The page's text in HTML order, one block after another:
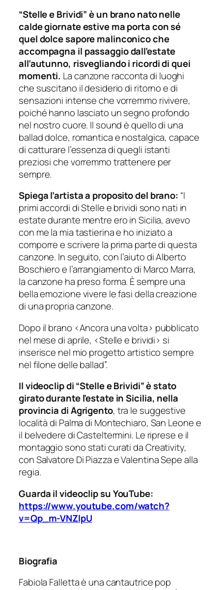
“Stelle e Brividi” è un brano nato nelle
calde giornate estive ma porta con sé
quel dolce sapore malinconico che
accompagna il passaggio dall’estate
all’autunno, risvegliando i ricordi di quei
momenti. La canzone racconta di luoghi
che suscitano il desiderio di ritorno e di
sensazioni intense che vorremmo rivivere,
poiché hanno lasciato un segno profondo
nel nostro cuore. Il sound è quello di una
ballad dolce, romantica e nostalgica, capace
di catturare l’essenza di quegli istanti
preziosi che vorremmo trattenere per
sempre.
Spiega l’artista a proposito del brano: “I
primi accordi di Stelle e brividi sono nati in
estate durante mentre ero in Sicilia, avevo
con me la mia tastierina e ho iniziato a
comporre e scrivere la prima parte di questa
canzone. In seguito, con l’aiuto di Alberto
Boschiero e l’arrangiamento di Marco Marra,
la canzone ha preso forma. È sempre una
bella emozione vivere le fasi della creazione
di una propria canzone.
Dopo il brano <Ancora una volta> pubblicato
nel mese di aprile, <Stelle e brividi> si
inserisce nel mio progetto artistico sempre
nel filone delle ballad”.
Il videoclip di “Stelle e Brividi” è stato
girato durante l’estate in Sicilia, nella
provincia di Agrigento, tra le suggestive
località di Palma di Montechiaro, San Leone e
il belvedere di Casteltermini. Le riprese e il
montaggio sono stati curati da Creativity,
con Salvatore Di Piazza e Valentina Sepe alla
regia.
Guarda il videoclip su YouTube:
https://www.youtube.com/watch?
v=Qp_m-VNZlpU
Biografia
Fabiola Falletta è una cantautrice pop